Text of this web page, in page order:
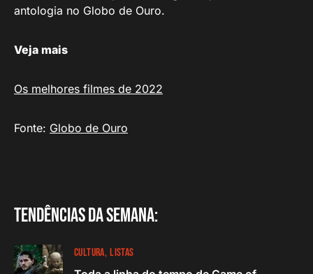
antologia no Globo de Ouro.
Veja mais
Os melhores filmes de 2022
Fonte: Globo de Ouro
Tendências da semana:
CULTURA LISTAS